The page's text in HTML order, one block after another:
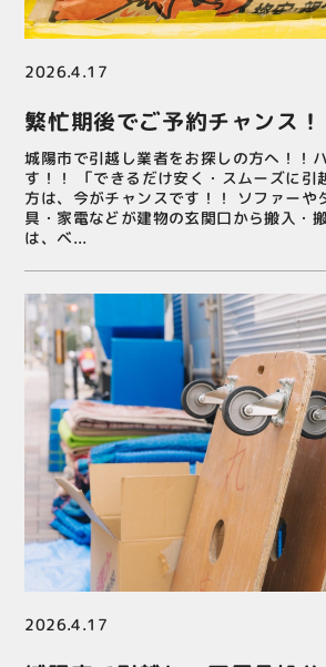
2026.4.17
繁忙期後でご予約チャンス！
城陽市で引越し業者をお探しの方へ！！
す！！ 「できるだけ安く・スムーズに引
方は、今がチャンスです！！ ソファーや
具・家電などが建物の玄関口から搬入・
は、ベ...
2026.4.17